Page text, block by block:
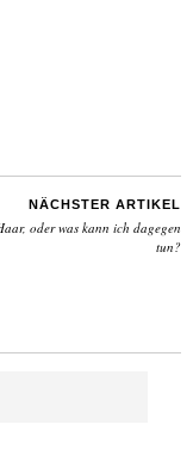
NÄCHSTER ARTIKEL
oder was kann ich dagegen
tun?